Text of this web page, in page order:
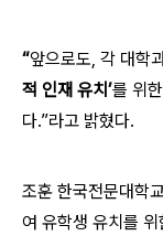
“앞으로도, 각 대학
적 인재 유치’를 위한
다.”라고 밝혔다.
조훈 한국전문대학
여 유학생 유치를